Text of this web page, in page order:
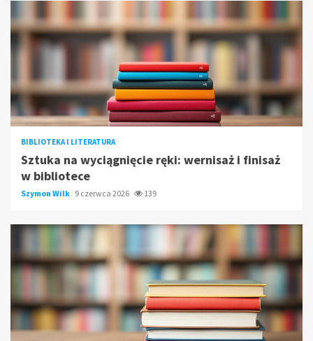
BIBLIOTEKA I LITERATURA
Sztuka na wyciągnięcie ręki: wernisaż i finisaż
w bibliotece
Szymon Wilk 9 czerwca 2026 139